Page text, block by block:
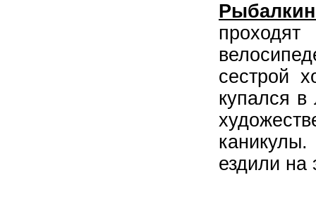
сестрой
купался
ездили на